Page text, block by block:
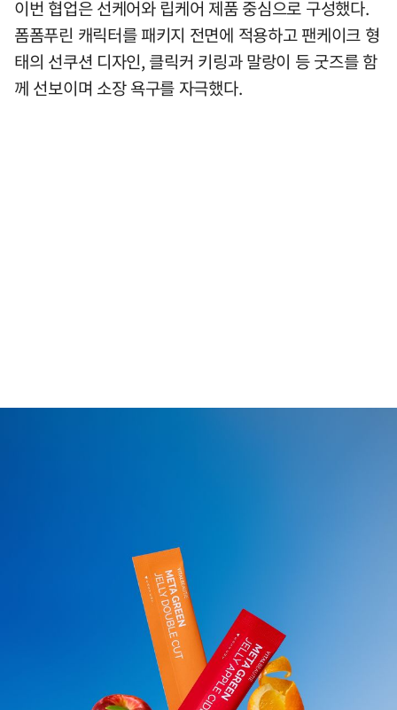
이번 협업은 선케어와 립케어 제품 중심으로 구성했다.
폼폼푸린 캐릭터를 패키지 전면에 적용하고 팬케이크 형
태의 선쿠션 디자인, 클릭커 키링과 말랑이 등 굿즈를 함
께 선보이며 소장 욕구를 자극했다.